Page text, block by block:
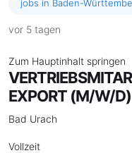
jobs in Baden-
vor 5 tagen
Zum Hauptinhalt springen
EXPORT (M/W/D)
Bad Urach
Vollzeit